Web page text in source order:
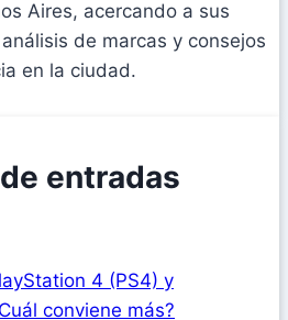
Aires, acercando a sus
de marcas y consejos
en la ciudad.
entradas
4 (PS4) y
conviene más?